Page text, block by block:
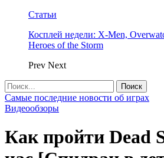
Статьи
Косплей недели: X-Men,
Heroes of the Storm
Prev Next
Самые последние новости об играх
Видеообзоры
Как пройти Dead